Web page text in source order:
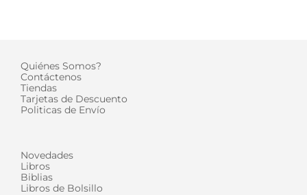
Quiénes Somos?
Contáctenos
Tiendas
Tarjetas de Descuento
Politicas de Envío
Novedades
Libros
Biblias
Libros de Bolsillo